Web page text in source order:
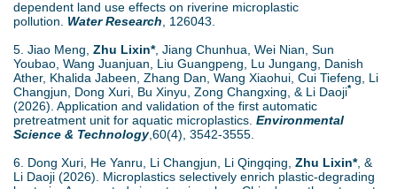
dependent land use effects on riverine microplastic
pollution. Water Research , 126043.
5. Jiao Meng, Zhu Lixin*, Jiang Chunhua, Wei Nian, Sun
Youbao, Wang Juanjuan, Liu Guangpeng, Lu Jungang, Danish
Ather, Khalida Jabeen, Zhang Dan, Wang Xiaohui, Cui Tiefeng, Li
Changjun, Dong Xuri, Bu Xinyu, Zong Changxing, & Li Daoji*
(2026). Application and validation of the first automatic
pretreatment unit for aquatic microplastics. Environmental
Science & Technology,60(4), 3542-3555.
6. Dong Xuri, He Yanru, Li Changjun, Li Qingqing, Zhu Lixin*, &
Li Daoji (2026). Microplastics selectively enrich plastic-degrading